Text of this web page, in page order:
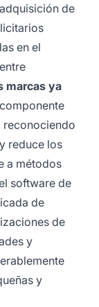
de
en el
marcas ya
reconociendo
reduce los
a métodos
software de
de
de
y
y